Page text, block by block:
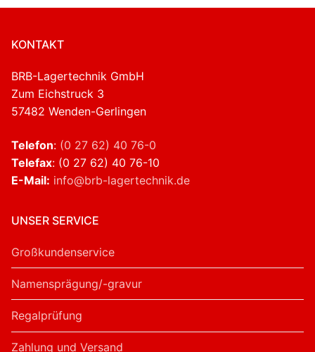
KONTAKT
BRB-Lagertechnik GmbH
Zum Eichstruck 3
57482 Wenden-Gerlingen
Telefon: (0 27 62) 40 76-0
Telefax: (0 27 62) 40 76-10
E-Mail: info@brb-lagertechnik.de
UNSER SERVICE
Großkundenservice
Namensprägung/-gravur
Regalprüfung
Zahlung und Versand